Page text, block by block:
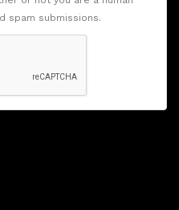
spam submissions.